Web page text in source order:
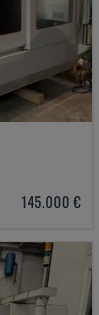
145.000 €